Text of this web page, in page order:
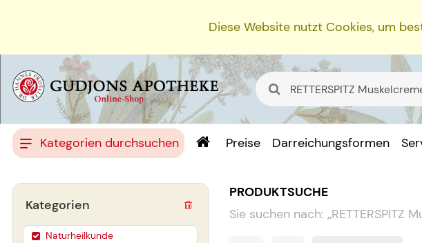
Diese Website nutzt Cookies, um
Kategorien durchsuchen Preise Darreichungsformen
PRODUKTSUCHE
Sie suchen nach: „RETTERSPITZ
Kategorien
Naturheilkunde